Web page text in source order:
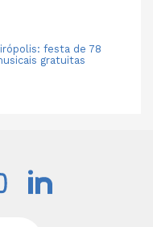
festa de 78
gratuitas